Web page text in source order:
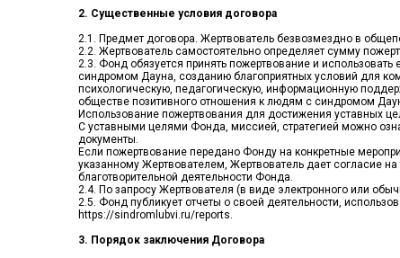
2. Существенные условия договора
2.1. Предмет договора. Жертвователь безвозмездно в
2.2. Жертвователь самостоятельно определяет сумму
2.3. Фонд обязуется принять пожертвование и
синдромом Дауна, созданию благоприятных условий для
психологическую, педагогическую, информационную
обществе позитивного отношения к людям с синдромом
Использование пожертвования для достижения уставных
С уставными целями Фонда, миссией, стратегией можно
документы.
Если пожертвование передано Фонду на конкретные
указанному Жертвователем, Жертвователь дает согласие
благотворительной деятельности Фонда.
2.4. По запросу Жертвователя (в виде электронного или
2.5. Фонд публикует отчеты о своей деятельности,
https://sindromlubvi.ru/reports.
3. Порядок заключения Договора